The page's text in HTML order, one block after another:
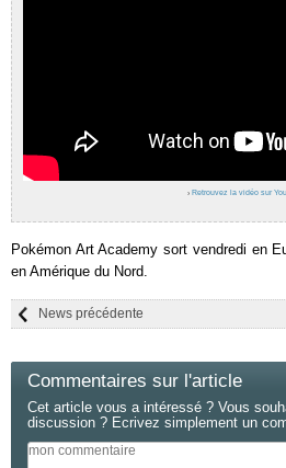
› Retrouvez la vidéo sur
Pokémon Art Academy sort vendredi en
en Amérique du Nord.
News précédente
Commentaires sur l'article
Cet article vous a intéressé ? Vous
discussion ? Ecrivez simplement un